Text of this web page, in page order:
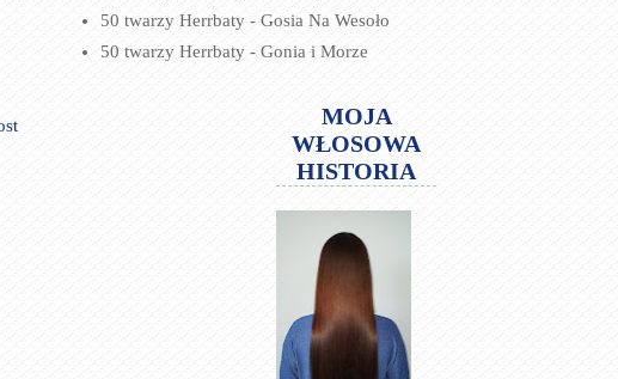
50 twarzy Herrbaty - Gosia Na Wesoło
50 twarzy Herrbaty - Gonia i Morze
MOJA
WŁOSOWA
HISTORIA